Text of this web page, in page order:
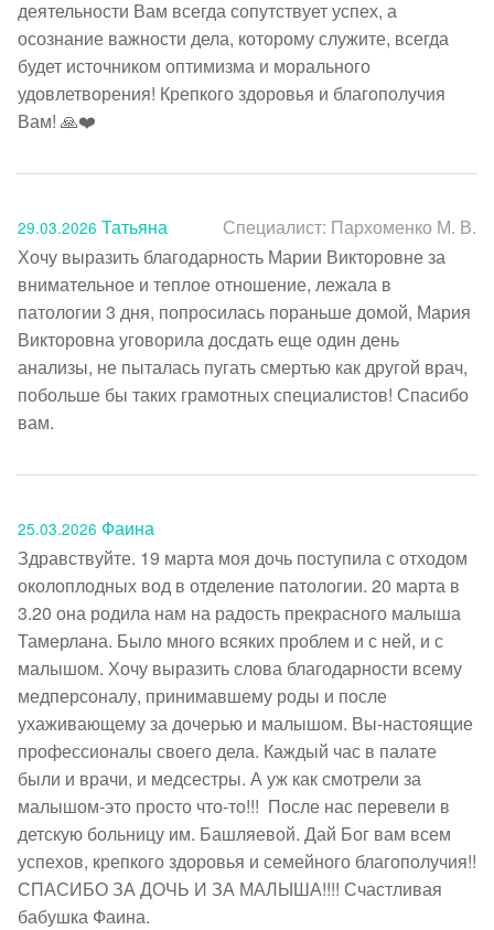
деятельности Вам всегда сопутствует успех, а
осознание важности дела, которому служите, всегда
будет источником оптимизма и морального
удовлетворения! Крепкого здоровья и благополучия
Вам! 🙏❤️
29.03.2026 Татьяна Специалист: Пархоменко М. В.
Хочу выразить благодарность Марии Викторовне за
внимательное и теплое отношение, лежала в
патологии 3 дня, попросилась пораньше домой, Мария
Викторовна уговорила досдать еще один день
анализы, не пыталась пугать смертью как другой врач,
побольше бы таких грамотных специалистов! Спасибо
вам.
25.03.2026 Фаина
Здравствуйте. 19 марта моя дочь поступила с отходом
околоплодных вод в отделение патологии. 20 марта в
3.20 она родила нам на радость прекрасного малыша
Тамерлана. Было много всяких проблем и с ней, и с
малышом. Хочу выразить слова благодарности всему
медперсоналу, принимавшему роды и после
ухаживающему за дочерью и малышом. Вы-настоящие
профессионалы своего дела. Каждый час в палате
были и врачи, и медсестры. А уж как смотрели за
малышом-это просто что-то!!!  После нас перевели в
детскую больницу им. Башляевой. Дай Бог вам всем
успехов, крепкого здоровья и семейного благополучия!!
СПАСИБО ЗА ДОЧЬ И ЗА МАЛЫША!!!! Счастливая
бабушка Фаина.